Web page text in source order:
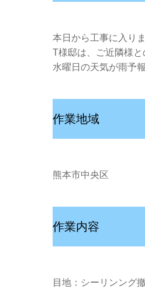
本日から工事に入り
T様邸は、ご近隣様
水曜日の天気が雨予
作業地域
熊本市中央区
作業内容
目地：シーリンング